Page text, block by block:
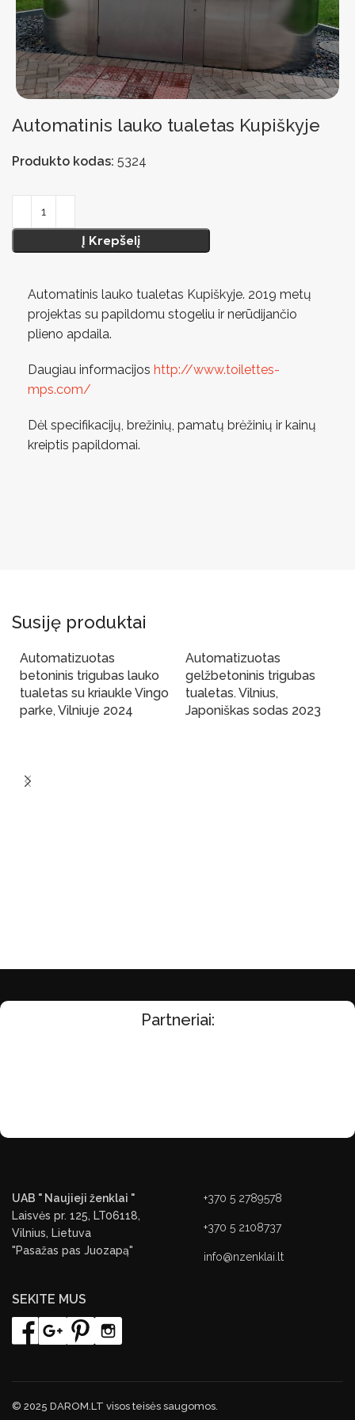
Automatinis lauko tualetas Kupiškyje
Produkto kodas: 5324
Į Krepšelį
Automatinis lauko tualetas Kupiškyje. 2019 metų
projektas su papildomu stogeliu ir nerūdijančio
plieno apdaila.
Daugiau informacijos http://www.toilettes-
mps.com/
Dėl specifikacijų, brežinių, pamatų brėžinių ir kainų
kreiptis papildomai.
Susiję produktai
Automatizuotas
betoninis trigubas lauko
tualetas su kriaukle Vingo
parke, Vilniuje 2024
Automatizuotas
gelžbetoninis trigubas
tualetas. Vilnius,
Japoniškas sodas 2023
Partneriai:
UAB " Naujieji ženklai "
Laisvės pr. 125, LT06118,
Vilnius, Lietuva
"Pasažas pas Juozapą"
+370 5 2789578
+370 5 2108737
info@nzenklai.lt
SEKITE MUS
© 2025 DAROM.LT visos teisės saugomos.